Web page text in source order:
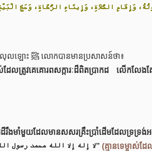
وَإِقَامِ الصَّلَاةِ، وَإِيتَاءِ الزَّكَاةِ، وَحَجِّ
អំពី អាប់ទុលឡោះ ពិន អ៊ូមើរ رضي الله عنهما បាននិយាយថា៖ រ៉ស៊ូលុលឡោះ ﷺ លោកបានមានប្រសាសន៍ថា៖
ម្ចាស់ដែលត្រូវគេគោរពសក្ការៈដ៏ពិតប្រាកដ
ទាំងពីរ៖ “لا إله إلا الله محمد رسول الله”(គ្មានទេម្ចាស់